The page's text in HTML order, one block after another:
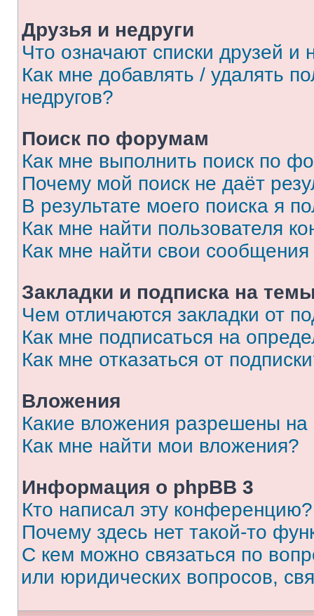
Друзья и недруги
Что означают списки друзей и
Как мне добавлять / удалять
недругов?
Поиск по форумам
Как мне выполнить поиск по
Почему мой поиск не даёт
В результате моего поиска я
Как мне найти пользователя
Как мне найти свои
Закладки и подписка на
Чем отличаются закладки от
Как мне подписаться на
Как мне отказаться от
Вложения
Какие вложения разрешены
Как мне найти мои вложения?
Информация о phpBB 3
Кто написал эту конференцию?
Почему здесь нет такой-то
С кем можно связаться по
или юридических вопросов,